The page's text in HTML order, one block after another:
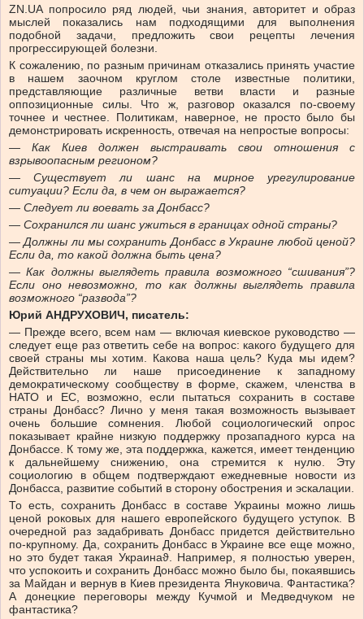
ZN.UA попросило ряд людей, чьи знания, авторитет и образ
мыслей показались нам подходящими для выполнения
подобной задачи, предложить свои рецепты лечения
прогрессирующей болезни.
К сожалению, по разным причинам отказались принять участие
в нашем заочном круглом столе известные политики,
представляющие различные ветви власти и разные
оппозиционные силы. Что ж, разговор оказался по-своему
точнее и честнее. Политикам, наверное, не просто было бы
демонстрировать искренность, отвечая на непростые вопросы:
— Как Киев должен выстраивать свои отношения с
взрывоопасным регионом?
— Существует ли шанс на мирное урегулирование
ситуации? Если да, в чем он выражается?
— Следует ли воевать за Донбасс?
— Сохранился ли шанс ужиться в границах одной страны?
— Должны ли мы сохранить Донбасс в Украине любой ценой?
Если да, то какой должна быть цена?
— Как должны выглядеть правила возможного “сшивания”?
Если оно невозможно, то как должны выглядеть правила
возможного “развода”?
Юрий АНДРУХОВИЧ, писатель:
— Прежде всего, всем нам — включая киевское руководство —
следует еще раз ответить себе на вопрос: какого будущего для
своей страны мы хотим. Какова наша цель? Куда мы идем?
Действительно ли наше присоединение к западному
демократическому сообществу в форме, скажем, членства в
НАТО и ЕС, возможно, если пытаться сохранить в составе
страны Донбасс? Лично у меня такая возможность вызывает
очень большие сомнения. Любой социологический опрос
показывает крайне низкую поддержку прозападного курса на
Донбассе. К тому же, эта поддержка, кажется, имеет тенденцию
к дальнейшему снижению, она стремится к нулю. Эту
социологию в общем подтверждают ежедневные новости из
Донбасса, развитие событий в сторону обострения и эскалации.
То есть, сохранить Донбасс в составе Украины можно лишь
ценой роковых для нашего европейского будущего уступок. В
очередной раз задабривать Донбасс придется действительно
по-крупному. Да, сохранить Донбасс в Украине все еще можно,
но это будет такая Украинаϑ. Например, я полностью уверен,
что успокоить и сохранить Донбасс можно было бы, покаявшись
за Майдан и вернув в Киев президента Януковича. Фантастика?
А донецкие переговоры между Кучмой и Медведчуком не
фантастика?